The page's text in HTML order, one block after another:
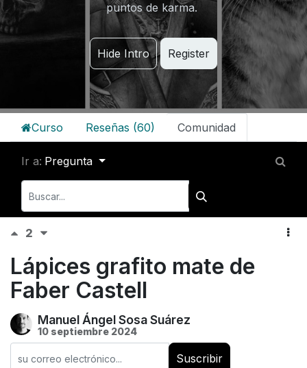
puntos de karma.
Hide Intro Register
Curso Reseñas (60) Comunidad
Ir a: Pregunta
2
Lápices grafito mate de
Faber Castell
Manuel Ángel Sosa Suárez
10 septiembre 2024
Suscribir